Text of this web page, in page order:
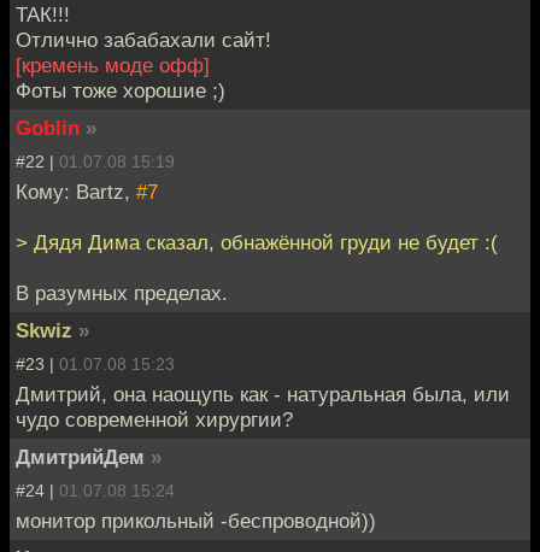
ТАК!!!
Отлично забабахали сайт!
[кремень моде офф]
Фоты тоже хорошие ;)
Goblin »
#22 | 01.07.08 15:19
Кому: Bartz, #7
> Дядя Дима сказал, обнажённой груди не будет :(
В разумных пределах.
Skwiz »
#23 | 01.07.08 15:23
Дмитрий, она наощупь как - натуральная была, или
чудо современной хирургии?
ДмитрийДем »
#24 | 01.07.08 15:24
монитор прикольный -беспроводной))